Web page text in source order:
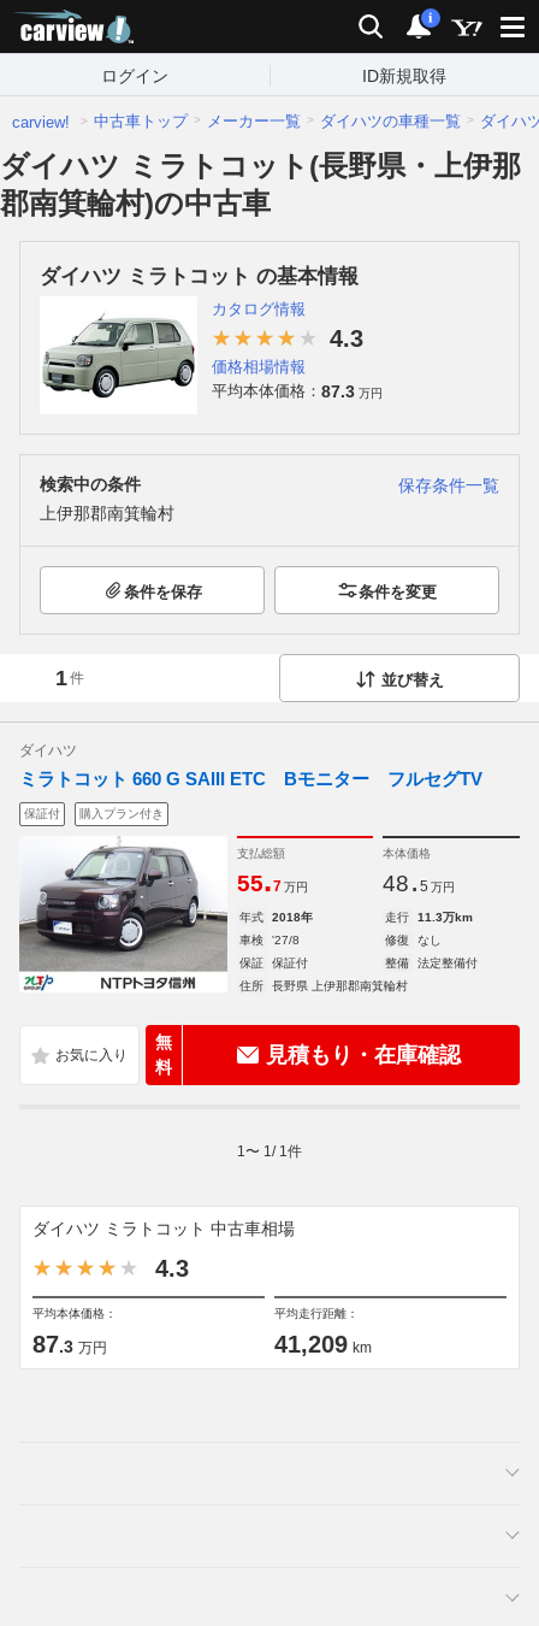
検索 通知
i
ログイン ID新規取得
carview! 中古車トップ メーカー一覧 ダイハツの車種一覧 ダイハ
ダイハツ ミラトコット(長野県・上伊那
郡南箕輪村)の中古車
ダイハツ ミラトコット の基本情報
カタログ情報
4.3
価格相場情報
平均本体価格： 87.3 万円
検索中の条件
保存条件一覧
上伊那郡南箕輪村
条件を保存 条件を変更
1件 並び替え
ダイハツ
ミラトコット 660 G SAIII ETC Bモニター フルセグTV
保証付 購入プラン付き
支払総額
55.7 万円
本体価格
48. 5 万円
年式 2018年 走行
11.3万km
車検
'27/8 修復
なし
保証
保証付 整備
法定整備付
住所
長野県 上伊那郡南箕輪村
無
料
見積もり・在庫確認
1 〜 1 / 1 件
ダイハツ ミラトコット 中古車相場
4.3
平均本体価格：
87.3 万円
平均走行距離：
41,209 km